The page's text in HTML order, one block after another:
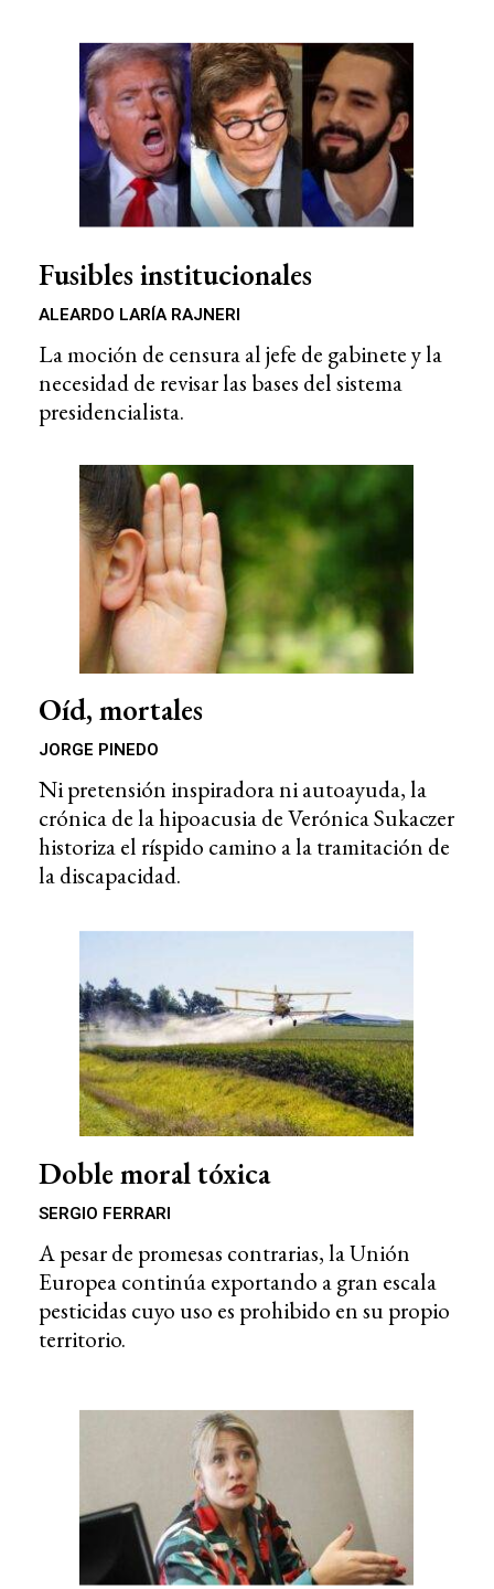
Fusibles institucionales
ALEARDO LARÍA RAJNERI
La moción de censura al jefe de gabinete y la
necesidad de revisar las bases del sistema
presidencialista.
Oíd, mortales
JORGE PINEDO
Ni pretensión inspiradora ni autoayuda, la
crónica de la hipoacusia de Verónica Sukaczer
historiza el ríspido camino a la tramitación de
la discapacidad.
Doble moral tóxica
SERGIO FERRARI
A pesar de promesas contrarias, la Unión
Europea continúa exportando a gran escala
pesticidas cuyo uso es prohibido en su propio
territorio.